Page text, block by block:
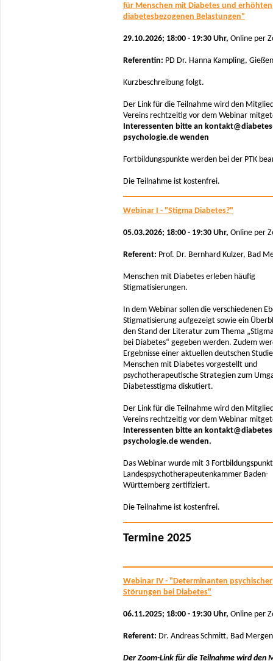
für Menschen mit Diabetes und erhöhten
diabetesbezogenen Belastungen"
29.10.2026; 18:00 - 19:30 Uhr, Online per
Referentin: PD Dr. Hanna Kampling, Gießen
Kurzbeschreibung folgt.
Der Link für die Teilnahme wird den
Vereins rechtzeitig vor dem Webinar
Interessenten bitte an
psychologie.de wenden
Fortbildungspunkte werden bei der PTK
Die Teilnahme ist kostenfrei.
Webinar I - "Stigma Diabetes?"
05.03.2026; 18:00 - 19:30 Uhr, Online per
Referent: Prof. Dr. Bernhard Kulzer, Bad
Menschen mit Diabetes erleben häufig
Stigmatisierungen.
In dem Webinar sollen die verschiedenen
Stigmatisierung aufgezeigt sowie ein
den Stand der Literatur zum Thema
bei Diabetes“ gegeben werden. Zudem
Ergebnisse einer aktuellen deutschen
Menschen mit Diabetes vorgestellt und
psychotherapeutische Strategien zum
Diabetesstigma diskutiert.
Der Link für die Teilnahme wird den
Vereins rechtzeitig vor dem Webinar
Interessenten bitte an
psychologie.de wenden.
Das Webinar wurde mit 3
Landespsychotherapeutenkammer Baden-
Württemberg zertifiziert.
Die Teilnahme ist kostenfrei.
Termine 2025
Webinar IV - "Determinanten psychischer
Störungen bei Diabetes"
06.11.2025; 18:00 - 19:30 Uhr, Online per
Referent: Dr. Andreas Schmitt, Bad
Der Zoom-Link für die Teilnahme wird den